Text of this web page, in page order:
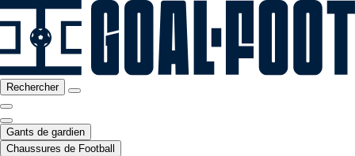
Rechercher
Gants de gardien
Chaussures de Football